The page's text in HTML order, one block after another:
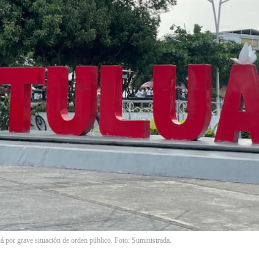
por grave situación de orden público. Foto: Suministrada.